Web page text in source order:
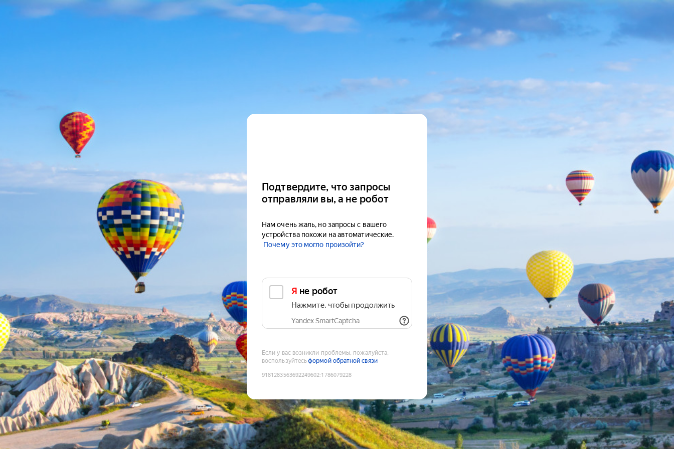
Подтвердите, что запросы
отправляли вы, а не робот
Нам очень жаль, но запросы с вашего
устройства похожи на автоматические.
Почему это могло произойти?
Я не робот
Нажмите, чтобы продолжить
Yandex SmartCaptcha
Если у вас возникли проблемы, пожалуйста,
воспользуйтесьформой обратной связи
9181283563692249602:1786079228